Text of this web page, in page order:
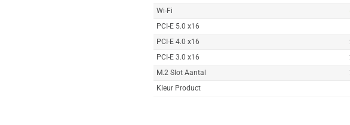
Wi-Fi
PCI-E 5.0 x16
PCI-E 4.0 x16
PCI-E 3.0 x16
M.2 Slot Aantal
Kleur Product